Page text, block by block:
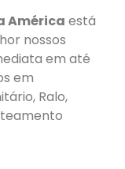
América está
nossos
em até
em
Ralo,